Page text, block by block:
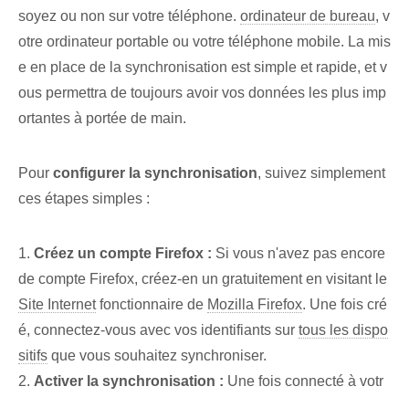
soyez ou non sur votre téléphone. ordinateur de bureau, v
otre​ ordinateur portable⁢ ou votre‍ téléphone mobile. La mis
e en place de la synchronisation est simple et rapide, et v
ous permettra de toujours avoir vos données les plus imp
ortantes à portée de main.
Pour configurer la synchronisation, suivez simplement
ces étapes simples :
1. Créez un compte Firefox : Si vous n'avez pas encore
de compte Firefox, créez-en un gratuitement en visitant le
Site Internetfonctionnaire de Mozilla Firefox. Une fois cré
é, connectez-vous avec vos identifiants sur tous les dispo
sitifs que vous souhaitez synchroniser.
2. Activer la synchronisation : Une fois connecté à votr